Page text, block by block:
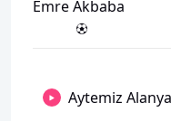
Emre Akbaba
Aytemiz